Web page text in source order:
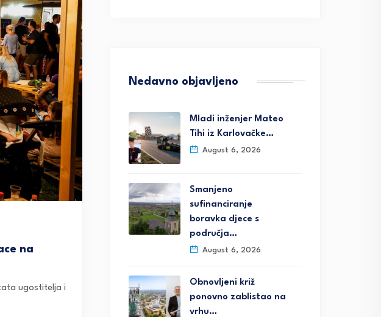
na
ugostitelja i
Nedavno objavljeno
Mladi inženjer Mateo
Tihi iz Karlovačke…
August 6, 2026
Smanjeno
sufinanciranje
boravka djece s
područja…
August 6, 2026
Obnovljeni križ
ponovno zablistao na
vrhu…